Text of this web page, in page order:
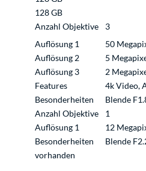
128 GB
Anzahl Objektive
3
Auflösung 1
50
Auflösung 2
5
Auflösung 3
2
Features
4k Video,
Besonderheiten
Blende
Anzahl Objektive
1
Auflösung 1
12
Besonderheiten
Blende
vorhanden